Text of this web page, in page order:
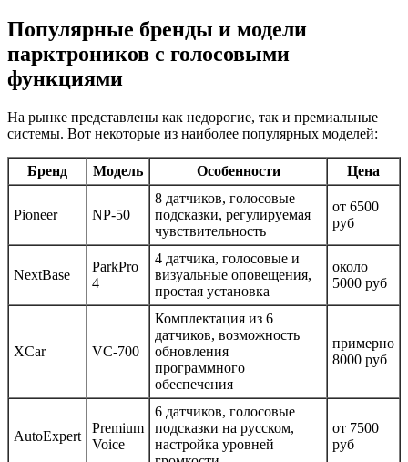
Популярные бренды и модели
парктроников с голосовыми
функциями
На рынке представлены как недорогие, так и премиальные
системы. Вот некоторые из наиболее популярных моделей:
Бренд Модель Особенности Цена
Pioneer NP-50
8 датчиков, голосовые
подсказки, регулируемая
чувствительность
от 6500
руб
NextBase
ParkPro
4
4 датчика, голосовые и
визуальные оповещения,
простая установка
около
5000 руб
XCar VC-700
Комплектация из 6
датчиков, возможность
обновления
программного
обеспечения
примерно
8000 руб
AutoExpert
Premium
Voice
6 датчиков, голосовые
подсказки на русском,
настройка уровней
от 7500
руб